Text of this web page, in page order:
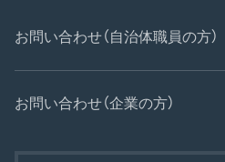
お問い合わせ（自治体職員の方）
お問い合わせ（企業の方）